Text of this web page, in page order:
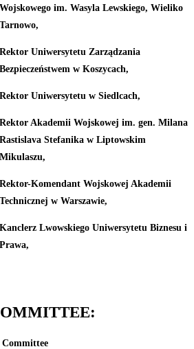
Wojskowego im. Wasyla Lewskiego, Wieliko
Tarnowo,
Rektor Uniwersytetu Zarządzania
Bezpieczeństwem w Koszycach,
Rektor Uniwersytetu w Siedlcach,
Rektor Akademii Wojskowej im. gen. Milana
Rastislava Stefanika w Liptowskim
Mikulaszu,
Rektor-Komendant Wojskowej Akademii
Technicznej w Warszawie,
Kanclerz Lwowskiego Uniwersytetu Biznesu i
Prawa,
Committee